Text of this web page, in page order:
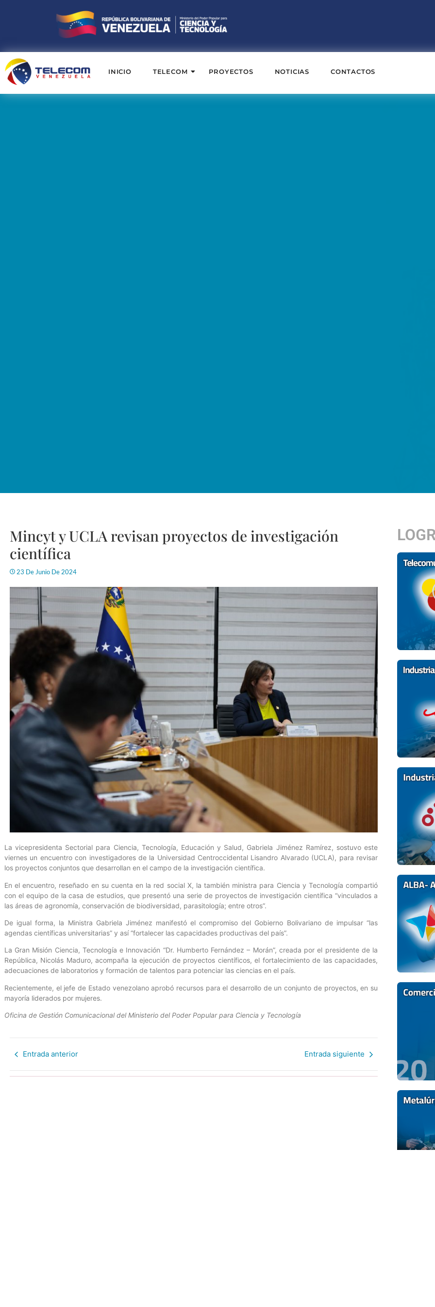
INICIO TELECOM PROYECTOS NOTICIAS CONTACTOS
Mincyt y UCLA revisan proyectos de investigación
científica
23 De Junio De 2024
La vicepresidenta Sectorial para Ciencia, Tecnología, Educación y Salud, Gabriela Jiménez Ramírez, sostuvo este
viernes un encuentro con investigadores de la Universidad Centroccidental Lisandro Alvarado (UCLA), para revisar
los proyectos conjuntos que desarrollan en el campo de la investigación científica.
En el encuentro, reseñado en su cuenta en la red social X, la también ministra para Ciencia y Tecnología compartió
con el equipo de la casa de estudios, que presentó una serie de proyectos de investigación científica “vinculados a
las áreas de agronomía, conservación de biodiversidad, parasitología; entre otros”.
De igual forma, la Ministra Gabriela Jiménez manifestó el compromiso del Gobierno Bolivariano de impulsar “las
agendas científicas universitarias” y así “fortalecer las capacidades productivas del país”.
La Gran Misión Ciencia, Tecnología e Innovación “Dr. Humberto Fernández – Morán”, creada por el presidente de la
República, Nicolás Maduro, acompaña la ejecución de proyectos científicos, el fortalecimiento de las capacidades,
adecuaciones de laboratorios y formación de talentos para potenciar las ciencias en el país.
Recientemente, el jefe de Estado venezolano aprobó recursos para el desarrollo de un conjunto de proyectos, en su
mayoría liderados por mujeres.
Oficina de Gestión Comunicacional del Ministerio del Poder Popular para Ciencia y Tecnología
Entrada anterior Entrada siguiente